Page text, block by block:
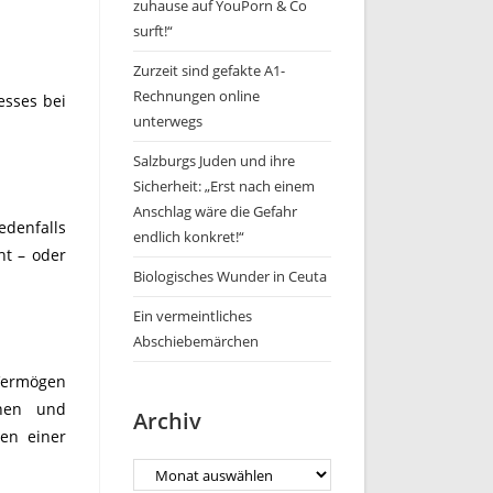
bei
– oder
und
einer
zuhause auf YouPorn & Co
surft!“
Zurzeit sind gefakte A1-
Rechnungen online
unterwegs
Salzburgs Juden und ihre
Sicherheit: „Erst nach einem
Anschlag wäre die Gefahr
endlich konkret!“
Biologisches Wunder in Ceuta
Ein vermeintliches
Abschiebemärchen
Archiv
Archiv